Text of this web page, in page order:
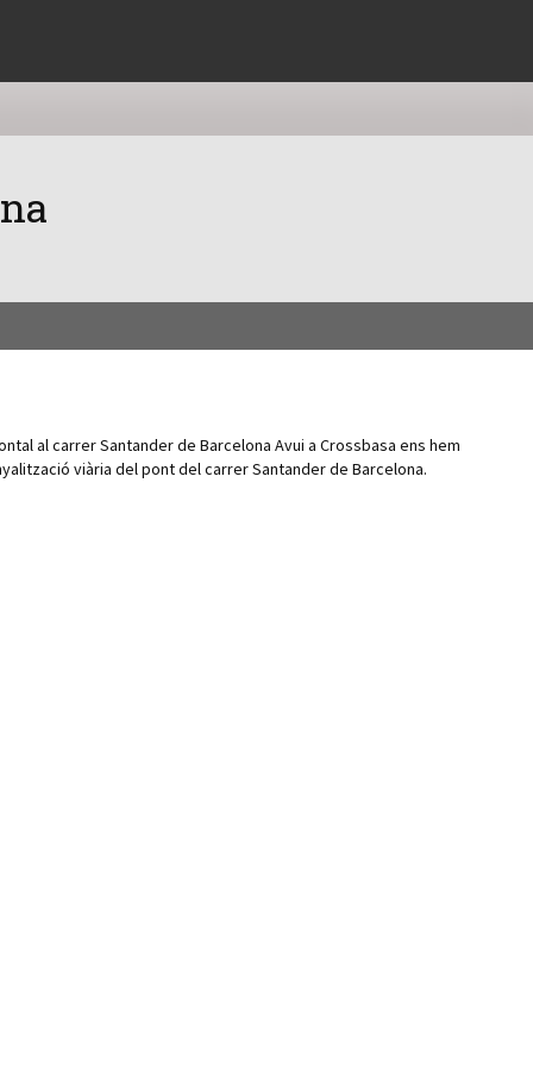
al carrer Santander de Barcelona Avui a Crossbasa ens hem
viària del pont del carrer Santander de Barcelona.